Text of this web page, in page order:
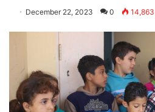
December 22, 2023 0 14,863